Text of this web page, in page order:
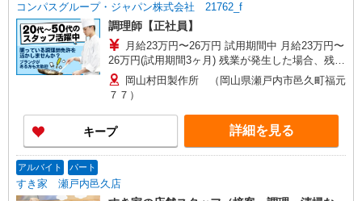
コンパスグループ・ジャパン株式会社 21762_f
調理師【正社員】
月給23万円〜26万円 試用期間中 月給23万円〜
26万円(試用期間3ヶ月) 残業が発生した場合、残業
代を1分単位で別途支給します。 ※給与は経験や
前職給与に応じて決定します。
岡山村田製作所 （岡山県瀬戸内市邑久町福元
７７）
キープ 詳細を見る
アルバイト パート
すき家 瀬戸内邑久店